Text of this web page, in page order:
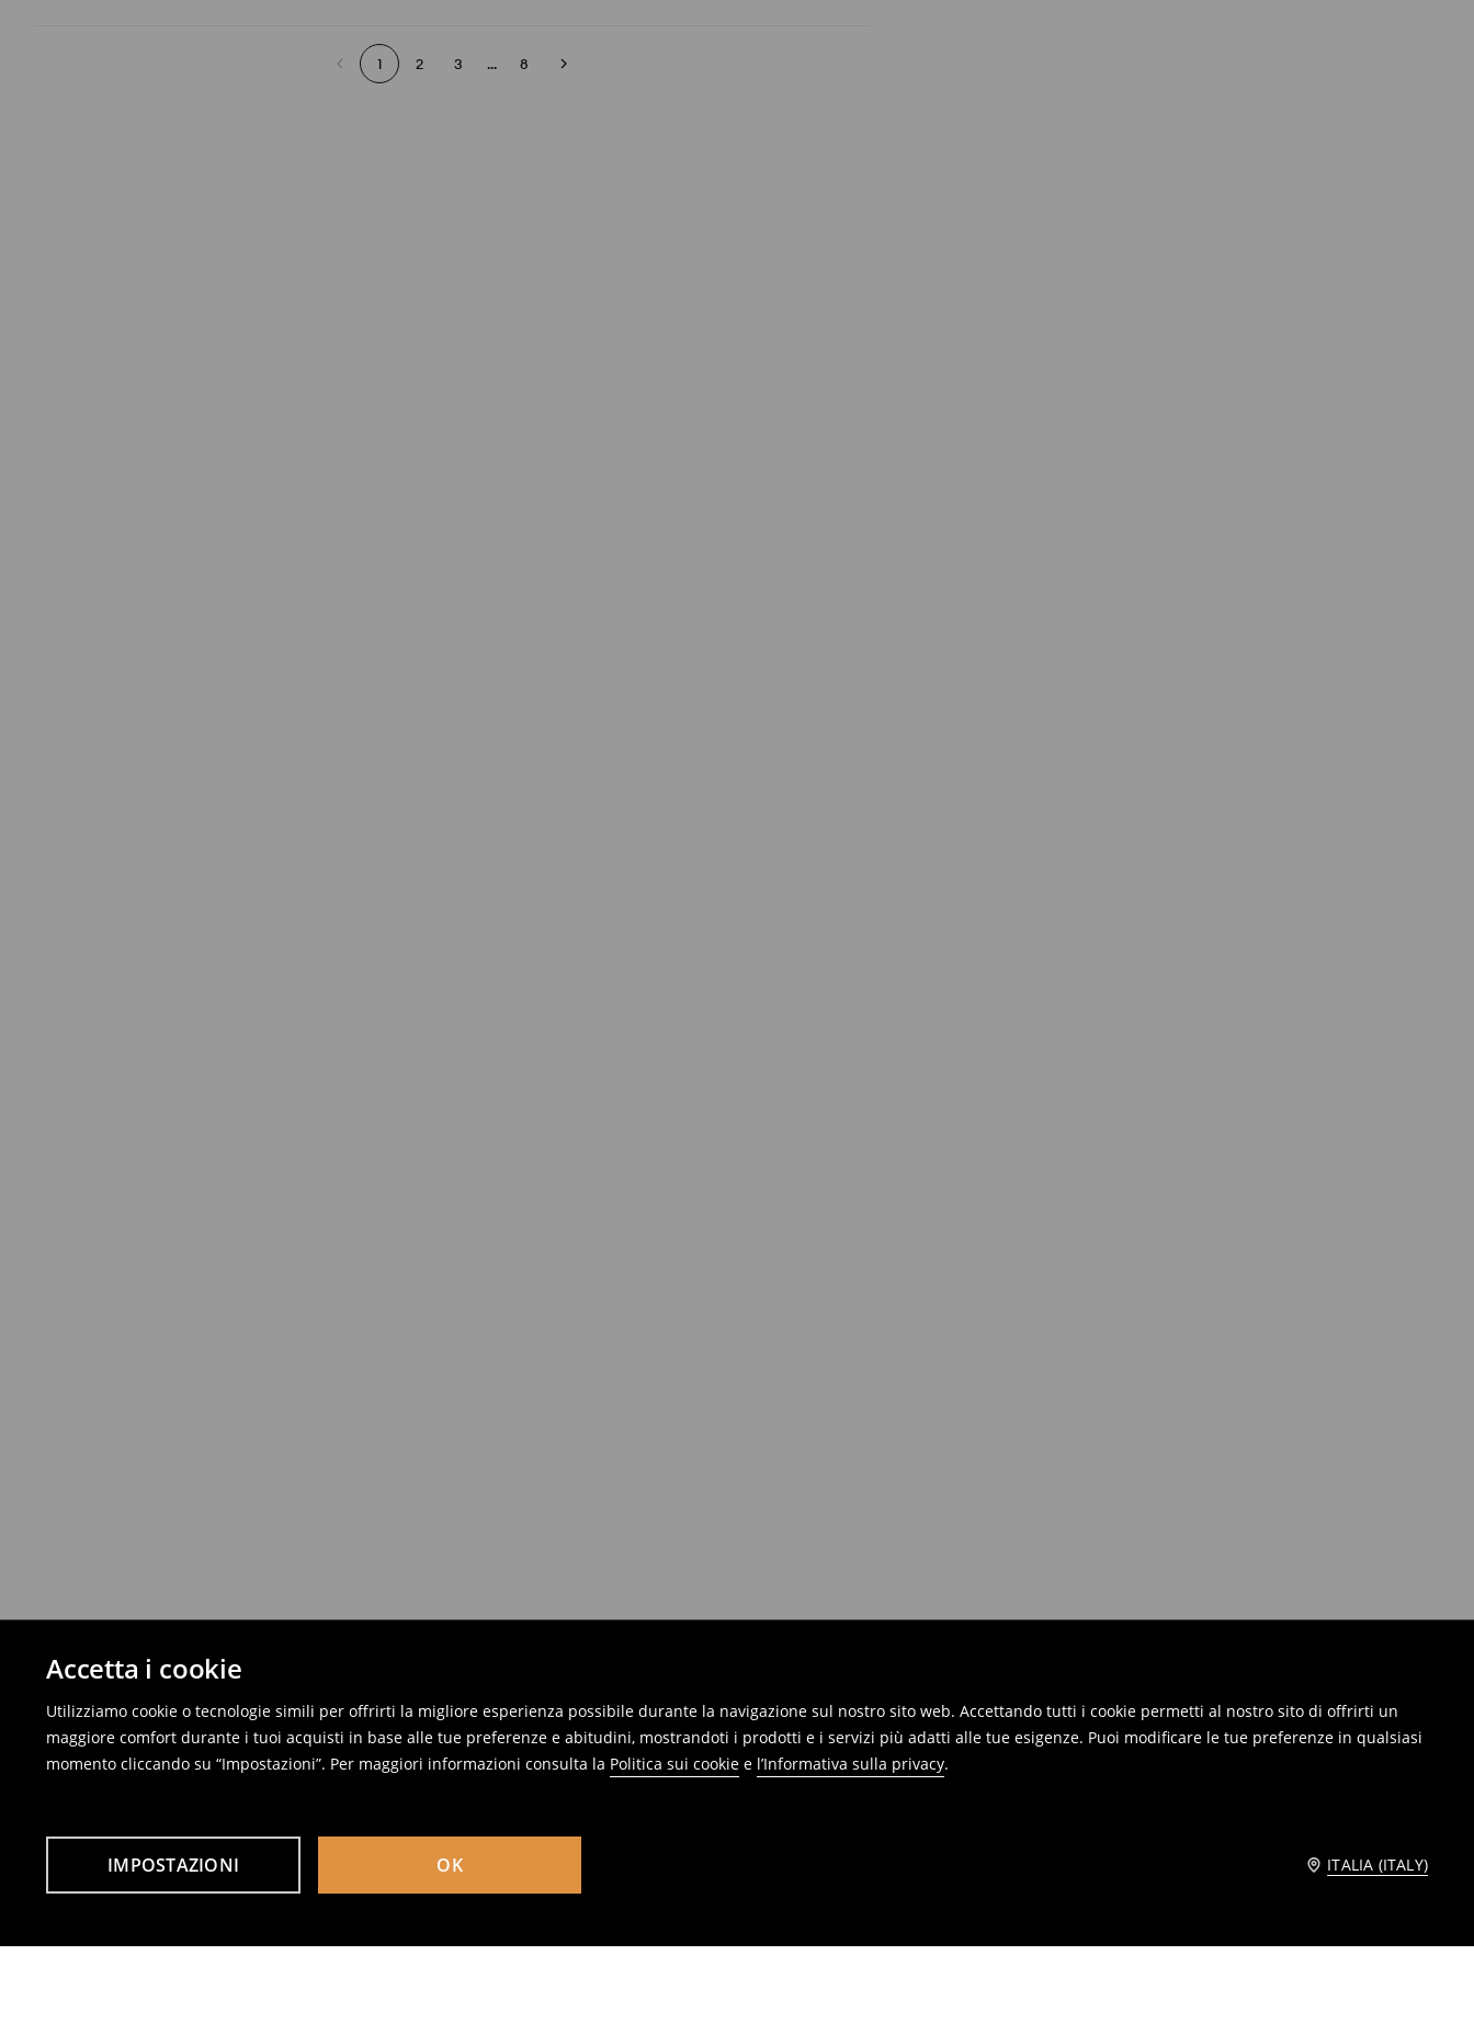
Accetta i cookie
Utilizziamo cookie o tecnologie simili per offrirti la migliore esperienza possibile durante la navigazione sul nostro sito web. Accettando tutti i cookie permetti al nostro sito di offrirti un
maggiore comfort durante i tuoi acquisti in base alle tue preferenze e abitudini, mostrandoti i prodotti e i servizi più adatti alle tue esigenze. Puoi modificare le tue preferenze in qualsiasi
momento cliccando su “Impostazioni”. Per maggiori informazioni consulta la Politica sui cookie e l’Informativa sulla privacy.
IMPOSTAZIONI OK ITALIA (ITALY)
1 2 3 ... 8